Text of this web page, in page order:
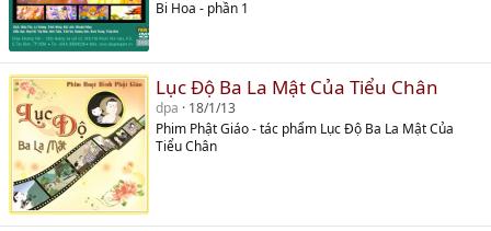
Bi Hoa - phần 1
Lục Độ Ba La Mật Của Tiểu Chân
dpa
18/1/13
Phim Phật Giáo - tác phẩm Lục Độ Ba La Mật Của
Tiểu Chân